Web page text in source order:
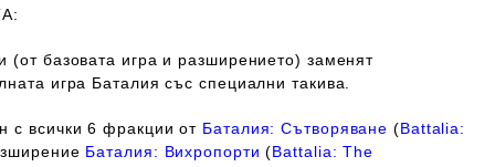
(от базовата игра и разширението) заменят
игра Баталия със специални такива.
с всички 6 фракции от Баталия: Сътворяване (Battalia:
Баталия: Вихропорти (Battalia: The